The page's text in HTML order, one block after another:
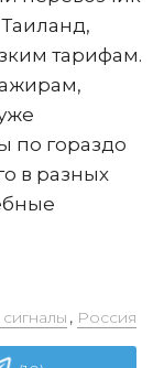
тарифам.
по гораздо
в разных
, Россия